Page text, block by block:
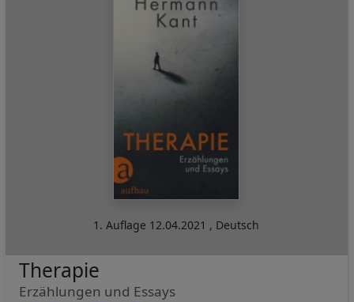
1. Auflage 12.04.2021 , Deutsch
Therapie
Erzählungen und Essays